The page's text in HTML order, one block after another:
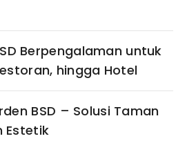
Berpengalaman untuk
hingga Hotel
BSD – Solusi Taman
Estetik